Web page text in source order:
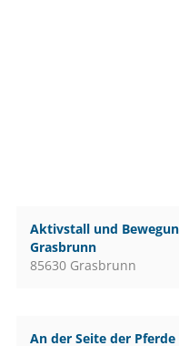
Aktivstall und
Grasbrunn
85630 Grasbrunn
An der Seite der Pferde